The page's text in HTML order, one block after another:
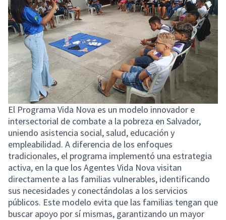
El Programa Vida Nova es un modelo innovador e
intersectorial de combate a la pobreza en Salvador,
uniendo asistencia social, salud, educación y
empleabilidad. A diferencia de los enfoques
tradicionales, el programa implementó una estrategia
activa, en la que los Agentes Vida Nova visitan
directamente a las familias vulnerables, identificando
sus necesidades y conectándolas a los servicios
públicos. Este modelo evita que las familias tengan que
buscar apoyo por sí mismas, garantizando un mayor